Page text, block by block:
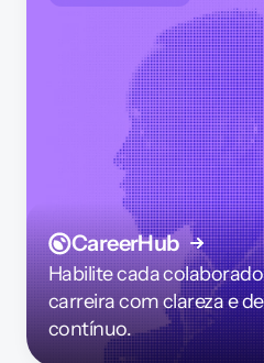
CareerHub
Habilite cada
carreira com clareza e
contínuo.